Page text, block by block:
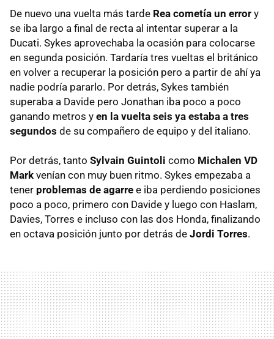
De nuevo una vuelta más tarde Rea cometía un error y
se iba largo a final de recta al intentar superar a la
Ducati. Sykes aprovechaba la ocasión para colocarse
en segunda posición. Tardaría tres vueltas el británico
en volver a recuperar la posición pero a partir de ahí ya
nadie podría pararlo. Por detrás, Sykes también
superaba a Davide pero Jonathan iba poco a poco
ganando metros y en la vuelta seis ya estaba a tres
segundos de su compañero de equipo y del italiano.
Por detrás, tanto Sylvain Guintoli como Michalen VD
Mark venían con muy buen ritmo. Sykes empezaba a
tener problemas de agarre e iba perdiendo posiciones
poco a poco, primero con Davide y luego con Haslam,
Davies, Torres e incluso con las dos Honda, finalizando
en octava posición junto por detrás de Jordi Torres.